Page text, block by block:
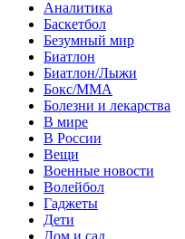
Аналитика
Баскетбол
Безумный мир
Биатлон
Биатлон/Лыжи
Бокс/MMA
Болезни и лекарства
В мире
В России
Вещи
Военные новости
Волейбол
Гаджеты
Дети
Дом и сад